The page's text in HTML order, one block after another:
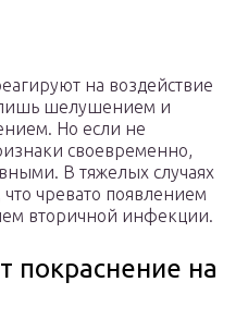
на воздействие
шелушением и
Но если не
своевременно,
В тяжелых случаях
что чревато появлением
вторичной инфекции.
покраснение на